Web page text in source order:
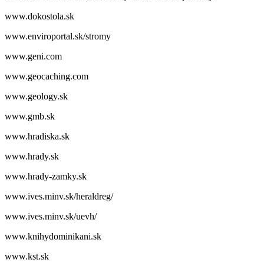
www.dokostola.sk
www.enviroportal.sk/stromy
www.geni.com
www.geocaching.com
www.geology.sk
www.gmb.sk
www.hradiska.sk
www.hrady.sk
www.hrady-zamky.sk
www.ives.minv.sk/heraldreg/
www.ives.minv.sk/uevh/
www.knihydominikani.sk
www.kst.sk